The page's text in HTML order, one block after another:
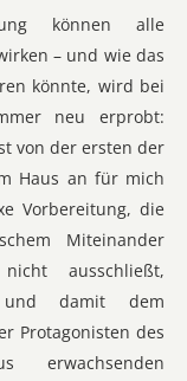
können alle
– und wie das
könnte, wird bei
neu erprobt:
von der ersten der
Haus an für mich
Vorbereitung, die
Miteinander
ausschließt,
damit dem
Protagonisten des